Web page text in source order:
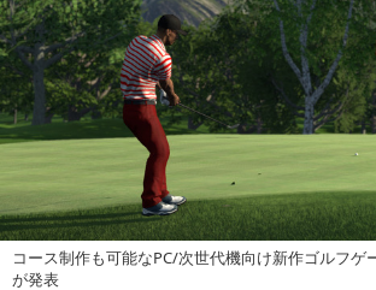
コース制作も可能なPC/次世代機向け新作ゴルフゲ
が発表